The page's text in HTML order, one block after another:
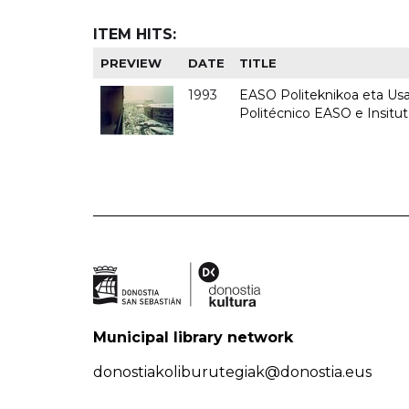
ITEM HITS:
PREVIEW DATE TITLE
1993
EASO Politeknikoa eta
Politécnico EASO e
Municipal library network
donostiakoliburutegiak@donostia.eus